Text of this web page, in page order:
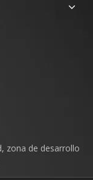
zona de desarrollo